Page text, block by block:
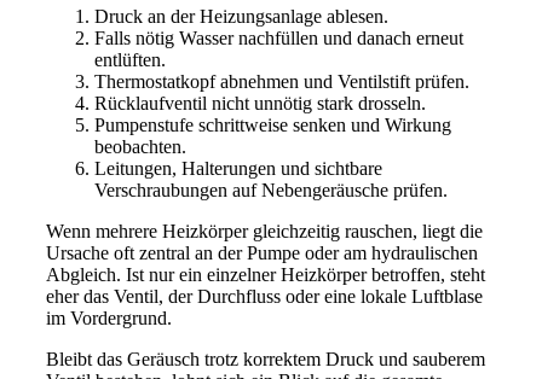
Druck an der Heizungsanlage ablesen.
Falls nötig Wasser nachfüllen und danach erneut
entlüften.
Thermostatkopf abnehmen und Ventilstift prüfen.
Rücklaufventil nicht unnötig stark drosseln.
Pumpenstufe schrittweise senken und Wirkung
beobachten.
Leitungen, Halterungen und sichtbare
Verschraubungen auf Nebengeräusche prüfen.
Wenn mehrere Heizkörper gleichzeitig rauschen, liegt die
Ursache oft zentral an der Pumpe oder am hydraulischen
Abgleich. Ist nur ein einzelner Heizkörper betroffen, steht
eher das Ventil, der Durchfluss oder eine lokale Luftblase
im Vordergrund.
Bleibt das Geräusch trotz korrektem Druck und sauberem